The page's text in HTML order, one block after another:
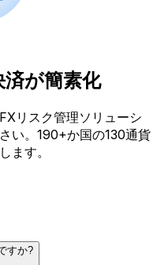
が簡素化
リスク管理ソリューシ
い。190+か国の130通貨
ます。
すか?